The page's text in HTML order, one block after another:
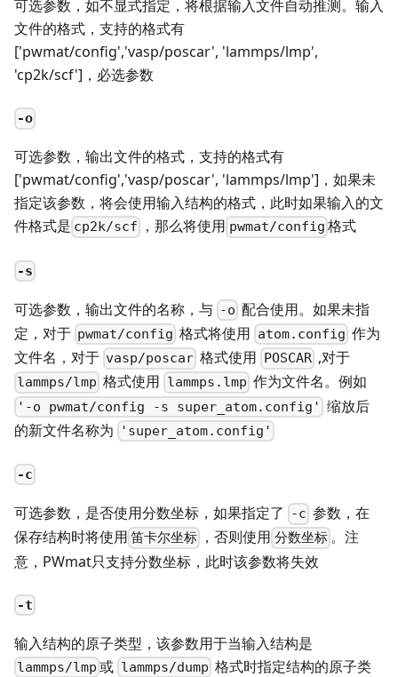
可选参数，如不显式指定，将根据输入文件自动推测。输入
文件的格式，支持的格式有
['pwmat/config','vasp/poscar', 'lammps/lmp',
'cp2k/scf']，必选参数
-o
可选参数，输出文件的格式，支持的格式有
['pwmat/config','vasp/poscar', 'lammps/lmp']，如果未
指定该参数，将会使用输入结构的格式，此时如果输入的文
件格式是 cp2k/scf ，那么将使用 pwmat/config 格式
-s
可选参数，输出文件的名称，与 -o 配合使用。如果未指
定，对于 pwmat/config 格式将使用 atom.config 作为
文件名，对于 vasp/poscar 格式使用 POSCAR,对于
lammps/lmp 格式使用 lammps.lmp 作为文件名。例如
'-o pwmat/config -s super_atom.config' 缩放后
的新文件名称为
'super_atom.config'
-c
可选参数，是否使用分数坐标，如果指定了 -c 参数，在
保存结构时将使用 笛卡尔坐标 ，否则使用 分数坐标。注
意，PWmat只支持分数坐标，此时该参数将失效
-t
输入结构的原子类型，该参数用于当输入结构是
lammps/lmp 或 lammps/dump 格式时指定结构的原子类